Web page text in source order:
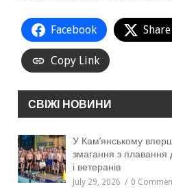
Facebook
Copy Link
СВІЖІ НОВИНИ
У Кам’янському
змагання з плавання
і ветеранів
July 29, 2026 0